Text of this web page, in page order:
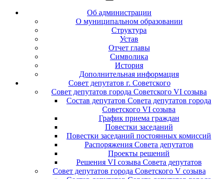
Об администрации
О муниципальном образовании
Структура
Устав
Отчет главы
Символика
История
Дополнительная информация
Совет депутатов г. Советского
Совет депутатов города Советского VI созыва
Состав депутатов Совета депутатов города
Советского VI созыва
График приема граждан
Повестки заседаний
Повестки заседаний постоянных комиссий
Распоряжения Совета депутатов
Проекты решений
Решения VI созыва Совета депутатов
Совет депутатов города Советского V созыва